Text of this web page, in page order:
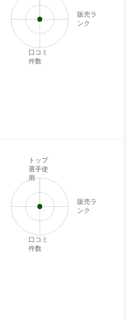
販売ラ
ンク
口コミ
件数
トップ
選手使
用
販売ラ
ンク
口コミ
件数